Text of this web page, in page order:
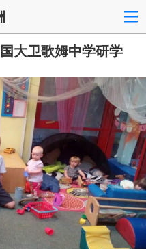
大卫歌姆中学研学